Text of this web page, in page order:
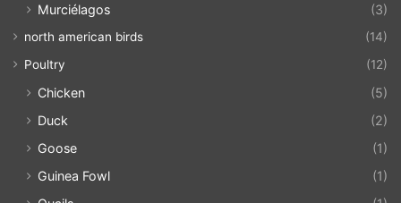
Murciélagos (3)
north american birds
(14)
Poultry
(12)
Chicken
(5)
Duck
(2)
Goose
(1)
Guinea Fowl
(1)